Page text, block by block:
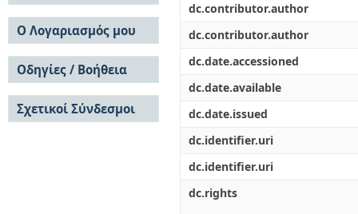
dc.contributor.author
dc.contributor.author
dc.date.accessioned
dc.date.available
dc.date.issued
dc.identifier.uri
dc.identifier.uri
dc.rights
Σε όλο το DSpace
Κοινότητες & Συλλογές
Ανά Ημερομηνία
Έκδοσης
Συγγραφείς
Τίτλοι
Θέματα
Ο Λογαριασμός μου
Σύνδεση
Εγγραφή
Οδηγίες / Βοήθεια
Οδηγίες Υποβολής
Οδηγίες Χρήσης ΙΑ
Συχνές Ερωτήσεις
Σχετικοί Σύνδεσμοι